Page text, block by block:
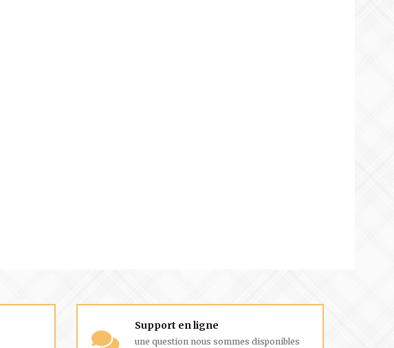
Support en ligne
une question nous sommes disponibles